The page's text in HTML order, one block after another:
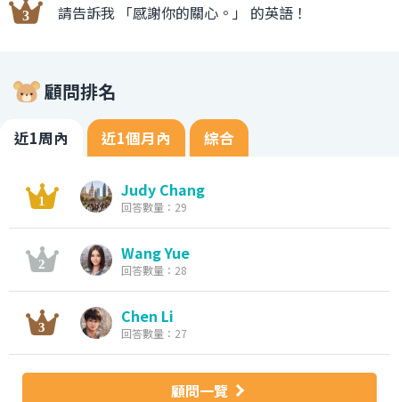
請告訴我 「感謝你的關心。」 的英語！
顧問排名
近1周內 近1個月內 綜合
Judy Chang
回答數量：29
Wang Yue
回答數量：28
Chen Li
回答數量：27
顧問一覽